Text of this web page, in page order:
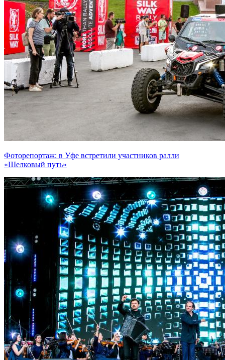
Фоторепортаж: в Уфе встретили участников ралли
«Шелковый путь»